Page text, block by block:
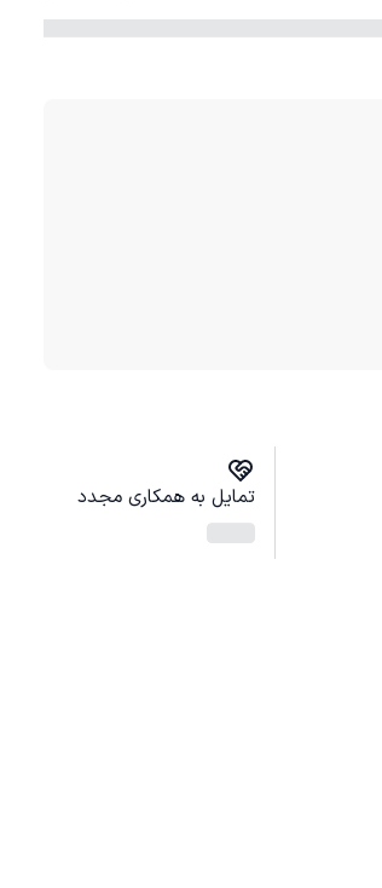
تمایل به همکاری مجدد